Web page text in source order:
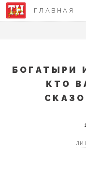
ГЛАВНАЯ
БОГАТЫРИ
КТО